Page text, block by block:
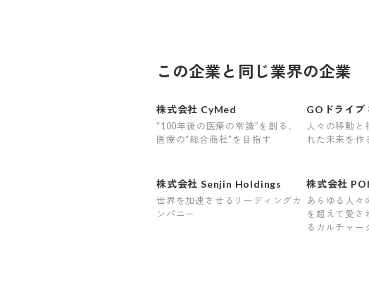
この企業と同じ業界の企業
株式会社 CyMed
“100年後の医療の常識”を創る、
医療の“総合商社”を目指す
GOドライブ
人々の移動と
れた未来を作
株式会社 Senjin Holdings
世界を加速させるリーディングカ
ンパニー
株式会社
あらゆる人々
を超えて愛さ
るカルチャー